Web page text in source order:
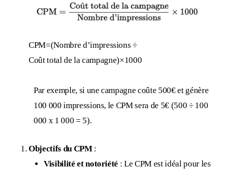
CPM=(Nombre d’impressions ÷
Coût total de la campagne​)×1000
Par exemple, si une campagne coûte 500€ et génère
100 000 impressions, le CPM sera de 5€ (500 ÷ 100
000 x 1 000 = 5).
Objectifs du CPM:
Visibilité et notoriété : Le CPM est idéal pour les